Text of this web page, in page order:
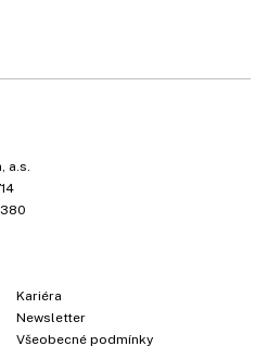
a.s.
Kariéra
Newsletter
Všeobecné podmínky